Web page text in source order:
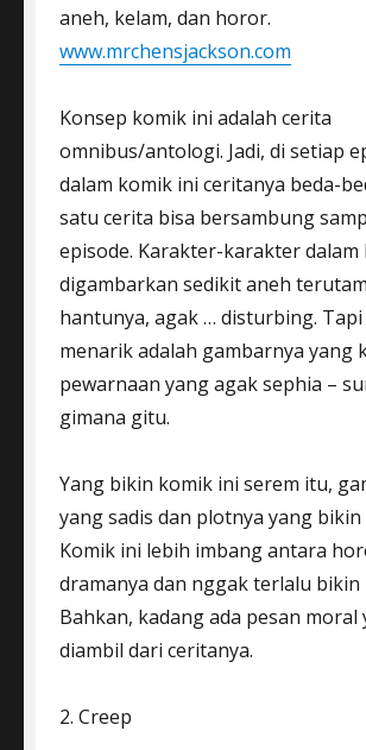
aneh, kelam, dan horor.
www.mrchensjackson.com
Konsep komik ini adalah cerita
omnibus/antologi. Jadi, di setiap
dalam komik ini ceritanya beda-
satu cerita bisa bersambung
episode. Karakter-karakter dalam
digambarkan sedikit aneh
hantunya, agak … disturbing.
menarik adalah gambarnya yang
pewarnaan yang agak sephia –
gimana gitu.
Yang bikin komik ini serem itu,
yang sadis dan plotnya yang bikin
Komik ini lebih imbang antara
dramanya dan nggak terlalu bikin
Bahkan, kadang ada pesan moral
diambil dari ceritanya.
2. Creep